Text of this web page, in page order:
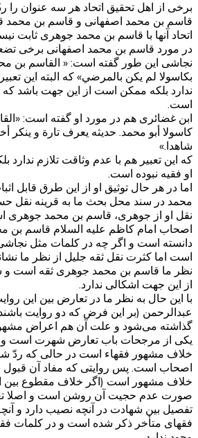
برخی از اهل تحقیق اتحاد هر سه عنوان را
قاسم بن محمد اصفهانی و قاسم بن محمد
اتحاد آنها با قاسم بن محمد جوهری ثابت
در مورد قاسم بن محمد اصفهانی برخی
نجاشی این طور گفته است: « القاسم بن
بكاسولا لم يكن بالمرضي‏» که البته این
ندارد بلکه ممکن است از این جهت باشد
است.
ابن غضائری هم در مورد او گفته است:
كاسولا أبو محمد. حديثه يعرف تارة و ينكر
شاهدا.»
که این تعبیر هم با عدم وثاقت تلازم ندارد
او فقیه نبوده است.
اما در هر حال توثیق او از این طرق قابل
محمد در سند محل بحث ما به قرینه نقل
نقل او از جوهری، قاسم بن محمد جوهری
اصحاب امام کاظم علیه السلام قاسم بن
دانسته است و اگر چه در کلمات مثل
است اما کثرت نقل ثقه جلیل از نظر ما
نظر ما قاسم بن محمد جوهری ثقه است و
از این جهت اشکالی ندارد.
با این حال به نظر ما در تعارض بین این
عبدالرحمن (بر این فرض که دو روایت
گذاشته می‌شود و علت آن هم اعراض
یکی از مرجحات باب تعارض شهرت است
خلاف مشهور فقهاء است در حالی که ردّ‌
اصحاب است. پس روایتی که مفاد آن
خلاف مشهور است (اگر خلاف مقطوع بین
صورت عدم حجیت آن روشن است و اصلا
تفصیل بین شهادت در آنچه نصیب دارد و
فقهای متأخر ذکر شده است و در کلمات